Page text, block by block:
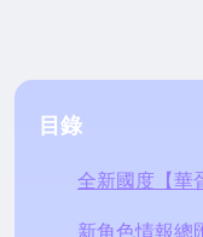
目錄
全新國度【華
新角色情報總